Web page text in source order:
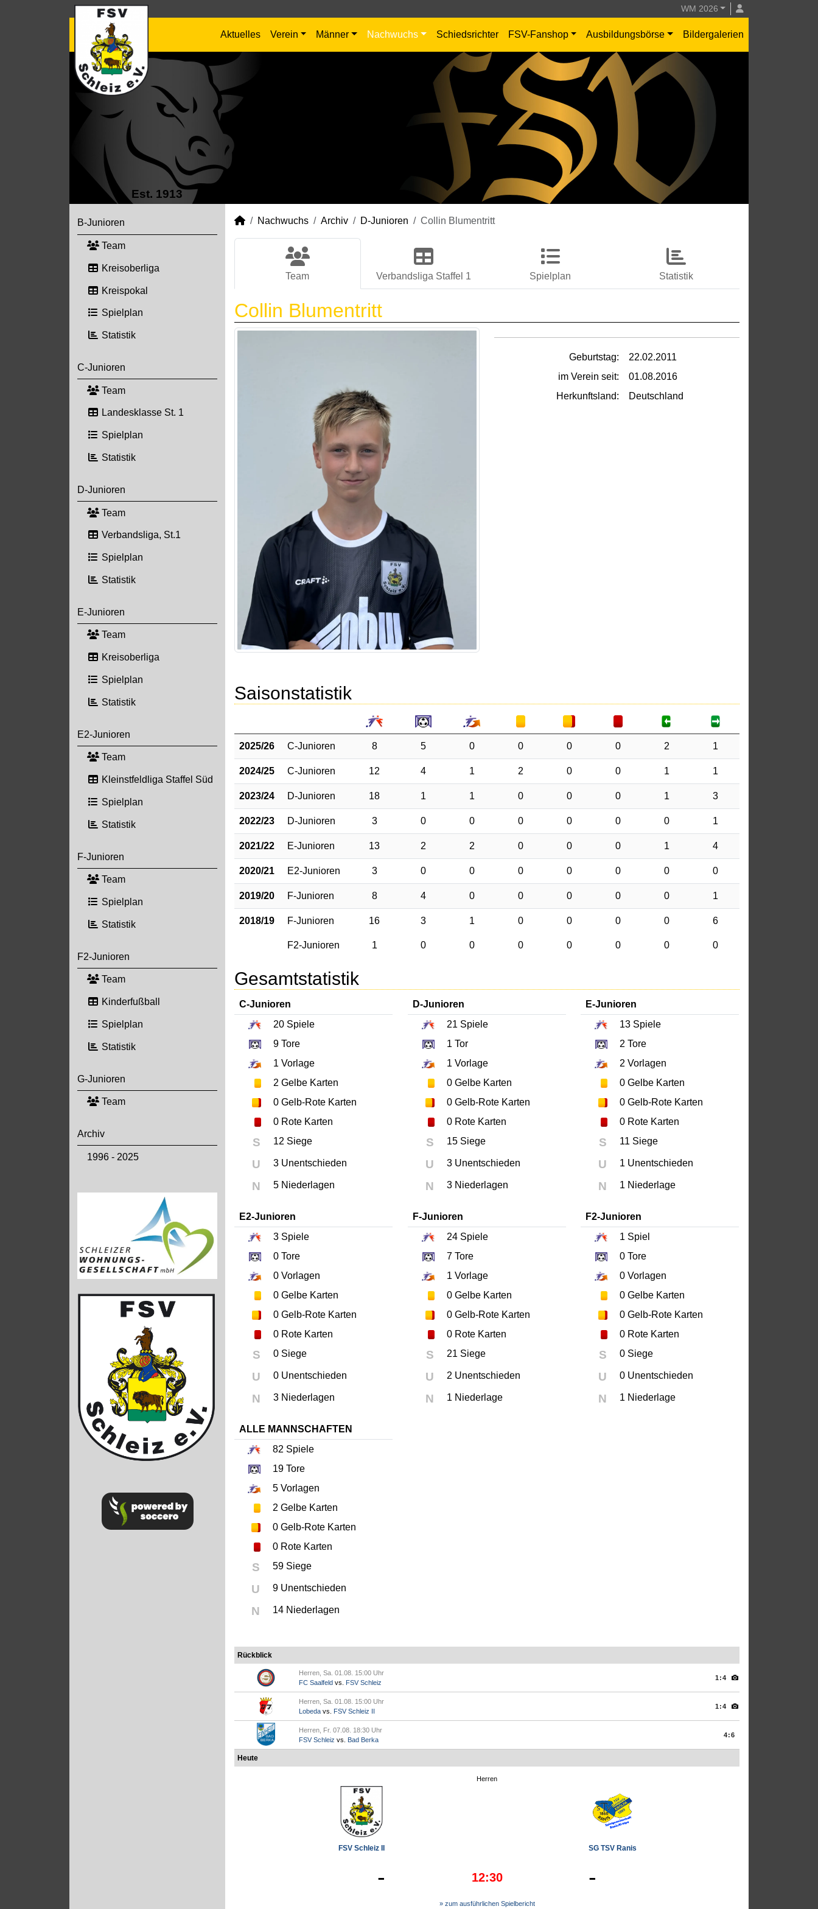
WM 2026
Aktuelles Verein Männer Nachwuchs Schiedsrichter FSV-Fanshop Ausbildungsbörse Bildergalerien
Est. 1913
B-Junioren
Team
Kreisoberliga
Kreispokal
Spielplan
Statistik
C-Junioren
Team
Landesklasse St. 1
Spielplan
Statistik
D-Junioren
Team
Verbandsliga, St.1
Spielplan
Statistik
E-Junioren
Team
Kreisoberliga
Spielplan
Statistik
E2-Junioren
Team
Kleinstfeldliga Staffel Süd
Spielplan
Statistik
F-Junioren
Team
Spielplan
Statistik
F2-Junioren
Team
Kinderfußball
Spielplan
Statistik
G-Junioren
Team
Archiv
1996 - 2025
Nachwuchs Archiv D-Junioren Collin Blumentritt
Team Verbandsliga Staffel 1 Spielplan Statistik
Collin Blumentritt
Geburtstag:
22.02.2011
im Verein seit:
01.08.2016
Herkunftsland:
Deutschland
Saisonstatistik
2025/26 C-Junioren 8 5 0 0 0 0 2 1
2024/25 C-Junioren 12 4 1 2 0 0 1 1
2023/24 D-Junioren 18 1 1 0 0 0 1 3
2022/23 D-Junioren 3 0 0 0 0 0 0 1
2021/22 E-Junioren 13 2 2 0 0 0 1 4
2020/21 E2-Junioren 3 0 0 0 0 0 0 0
2019/20 F-Junioren 8 4 0 0 0 0 0 1
2018/19 F-Junioren 16 3 1 0 0 0 0 6
F2-Junioren 1 0 0 0 0 0 0 0
Gesamtstatistik
C-Junioren
20 Spiele
9 Tore
1 Vorlage
2 Gelbe Karten
0 Gelb-Rote Karten
0 Rote Karten
S 12 Siege
U 3 Unentschieden
N 5 Niederlagen
D-Junioren
21 Spiele
1 Tor
1 Vorlage
0Gelbe Karten
0Gelb-Rote Karten
0Rote Karten
S 15 Siege
U 3 Unentschieden
N 3 Niederlagen
E-Junioren
13 Spiele
2 Tore
2 Vorlagen
0 Gelbe Karten
0 Gelb-Rote Karten
0 Rote Karten
S 11 Siege
U 1 Unentschieden
N 1 Niederlage
E2-Junioren
3 Spiele
0 Tore
0 Vorlagen
0 Gelbe Karten
0 Gelb-Rote Karten
0 Rote Karten
S 0 Siege
U 0 Unentschieden
N 3 Niederlagen
F-Junioren
24Spiele
7Tore
1 Vorlage
0Gelbe Karten
0Gelb-Rote Karten
0Rote Karten
S 21 Siege
U 2 Unentschieden
N 1 Niederlage
F2-Junioren
1 Spiel
0 Tore
0 Vorlagen
0 Gelbe Karten
0 Gelb-Rote Karten
0 Rote Karten
S 0 Siege
U 0 Unentschieden
N 1 Niederlage
ALLE MANNSCHAFTEN
82 Spiele
19 Tore
5 Vorlagen
2 Gelbe Karten
0 Gelb-Rote Karten
0 Rote Karten
S 59 Siege
U 9 Unentschieden
N 14 Niederlagen
Rückblick
Herren, Sa. 01.08. 15:00 Uhr
FC Saalfeld vs. FSV Schleiz
1:4
Herren, Sa. 01.08. 15:00 Uhr
Lobeda vs. FSV Schleiz II
1:4
Herren, Fr. 07.08. 18:30 Uhr
FSV Schleiz vs. Bad Berka
4:6
Heute
Herren
FSV Schleiz II SG TSV Ranis
- 12:30 -
» zum ausführlichen Spielbericht